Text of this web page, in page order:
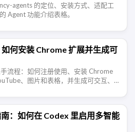
agents 的定位、安装方式、适配工
Agent 功能介绍表格。
何安装 Chrome 扩展并生成可
流程：如何注册使用、安装 Chrome
、图片和表格，并生成可交互、可
：如何在 Codex 里启用多智能